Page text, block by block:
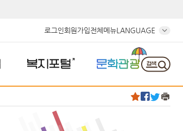
로그인 회원가입전체메뉴LANGUAGE
복지포털 문화관광